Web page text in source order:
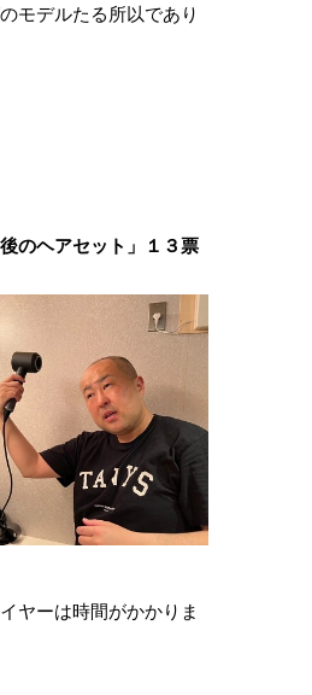
モデルたる所以であり
のヘアセット」１３票
ヤーは時間がかかりま